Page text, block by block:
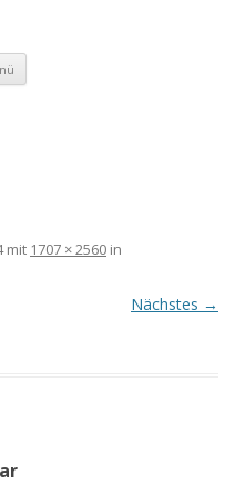
mit 1707 × 2560 in
Nächstes →